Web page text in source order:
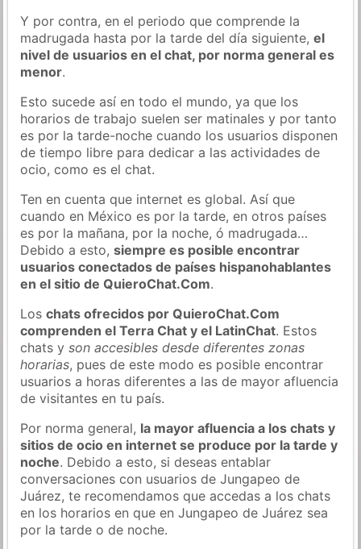
Y por contra, en el periodo que comprende la
madrugada hasta por la tarde del día siguiente,el
nivel de usuarios en el chat, por norma general es
menor.
Esto sucede así en todo el mundo, ya que los
horarios de trabajo suelen ser matinales y por tanto
es por la tarde-noche cuando los usuarios disponen
de tiempo libre para dedicar a las actividades de
ocio, como es el chat.
Ten en cuenta que internet es global. Así que
cuando en México es por la tarde, en otros países
es por la mañana, por la noche, ó madrugada…
Debido a esto,siempre es posible encontrar
usuarios conectados de países hispanohablantes
en el sitio de QuieroChat.Com.
Loschats ofrecidos por QuieroChat.Com
comprenden el Terra Chat y el LatinChat. Estos
chats yson accesibles desde diferentes zonas
horarias, pues de este modo es posible encontrar
usuarios a horas diferentes a las de mayor afluencia
de visitantes en tu país.
Por norma general, la mayor afluencia a los chats y
sitios de ocio en internet se produce por la tarde y
noche. Debido a esto, si deseas entablar
conversaciones con usuarios de Jungapeo de
Juárez, te recomendamos que accedas a los chats
en los horarios en que en Jungapeo de Juárez sea
por la tarde o de noche.